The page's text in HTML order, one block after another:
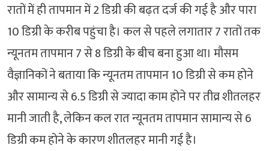
रातों में ही तापमान में 2 डिग्री की बढ़त दर्ज की गई है और पारा
10 डिग्री के करीब पहुंचा है। कल से पहले लगातार 7 रातों तक
न्यूनतम तापमान 7 से 8 डिग्री के बीच बना हुआ था। मौसम
वैज्ञानिकों ने बताया कि न्यूनतम तापमान 10 डिग्री से कम होने
और सामान्य से 6.5 डिग्री से ज्यादा काम होने पर तीव्र शीतलहर
मानी जाती है, लेकिन कल रात न्यूनतम तापमान सामान्य से 6
डिग्री कम होने के कारण शीतलहर मानी गई है।